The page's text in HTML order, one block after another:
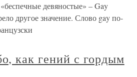
девяностые» – Gay
другое значение. Слово gay по-
как гений с гордым